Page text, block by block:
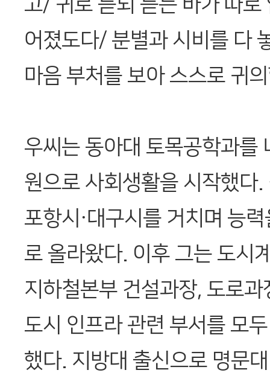
어졌도다/ 분별과 시비를 다
마음 부처를 보아 스스로 귀
우씨는 동아대 토목공학과를
원으로 사회생활을 시작했다.
포항시·대구시를 거치며 능
로 올라왔다. 이후 그는 도시
지하철본부 건설과장, 도로
도시 인프라 관련 부서를 모
했다. 지방대 출신으로 명문